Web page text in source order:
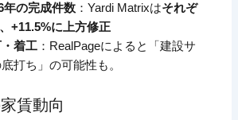
年の完成件数 ：Yardi Matrixはそれぞ
+11.5%に上方修正
着工 ：RealPageによると「建設サ
打ち」の可能性も。
賃動向